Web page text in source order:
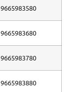
9665983580
9665983680
9665983780
9665983880